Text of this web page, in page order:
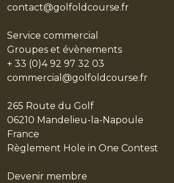
RESTAURANT & BAR
EVÈNEMENTS PRIVÉS
PARTENAIRES
LE STYLE
EN
contact@golfoldcourse.fr
Service commercial
Groupes et évènements
+ 33 (0)4 92 97 32 03
commercial@golfoldcourse.fr
265 Route du Golf
06210 Mandelieu-la-Napoule
France
Règlement Hole in One Contest
Devenir membre